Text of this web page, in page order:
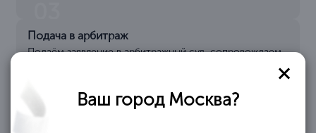
Подача в арбитраж
Подаём заявление в арбитражный суд, сопровождаем
04
Процедура банкротства
Ваш город Москва?